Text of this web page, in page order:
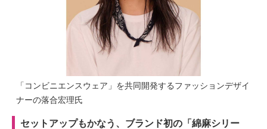
「コンビニエンスウェア」を共同開発するファッションデザイ
ナーの落合宏理氏
セットアップもかなう、ブランド初の「綿麻シリー